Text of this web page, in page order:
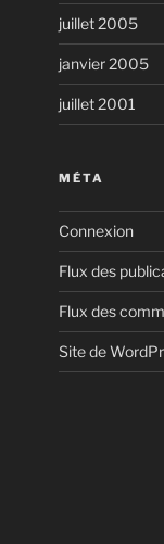
juillet 2005
janvier 2005
juillet 2001
MÉTA
Connexion
Flux des
Flux des
Site de